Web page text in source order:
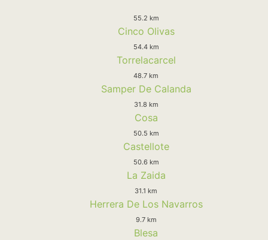
55.2 km
Cinco Olivas
54.4 km
Torrelacarcel
48.7 km
Samper De Calanda
31.8 km
Cosa
50.5 km
Castellote
50.6 km
La Zaida
31.1 km
Herrera De Los Navarros
9.7 km
Blesa